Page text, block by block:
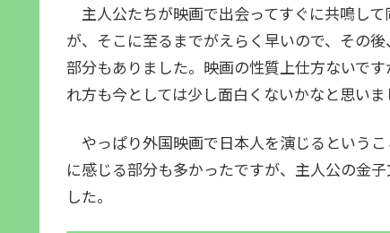
主人公たちが映画で出会ってすぐに共鳴し
が、そこに至るまでがえらく早いので、その
部分もありました。映画の性質上仕方ないで
れ方も今としては少し面白くないかなと思いま
やっぱり外国映画で日本人を演じるという
に感じる部分も多かったですが、主人公の金
した。